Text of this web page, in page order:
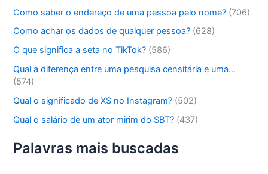
Como saber o endereço de uma pessoa pelo nome? (706)
Como achar os dados de qualquer pessoa? (628)
O que significa a seta no TikTok? (586)
Qual a diferença entre uma pesquisa censitária e uma…
(574)
Qual o significado de XS no Instagram? (502)
Qual o salário de um ator mirim do SBT? (437)
Palavras mais buscadas